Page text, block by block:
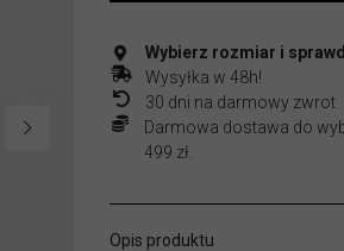
Wybierz rozmiar i
Wysyłka w 48h!
30 dni na darmowy zwrot
Darmowa dostawa do
499 zł.
Opis produktu